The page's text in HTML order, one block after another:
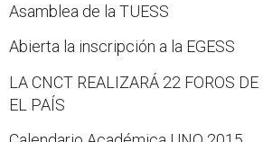
Asamblea de la TUESS
Abierta la inscripción a la EGESS
LA CNCT REALIZARÁ 22 FOROS
EL PAÍS